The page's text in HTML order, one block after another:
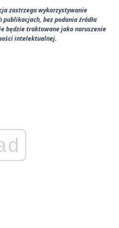
zastrzega wykorzystywanie
bez podania źródła
będzie traktowane jako naruszenie
intelektualnej.